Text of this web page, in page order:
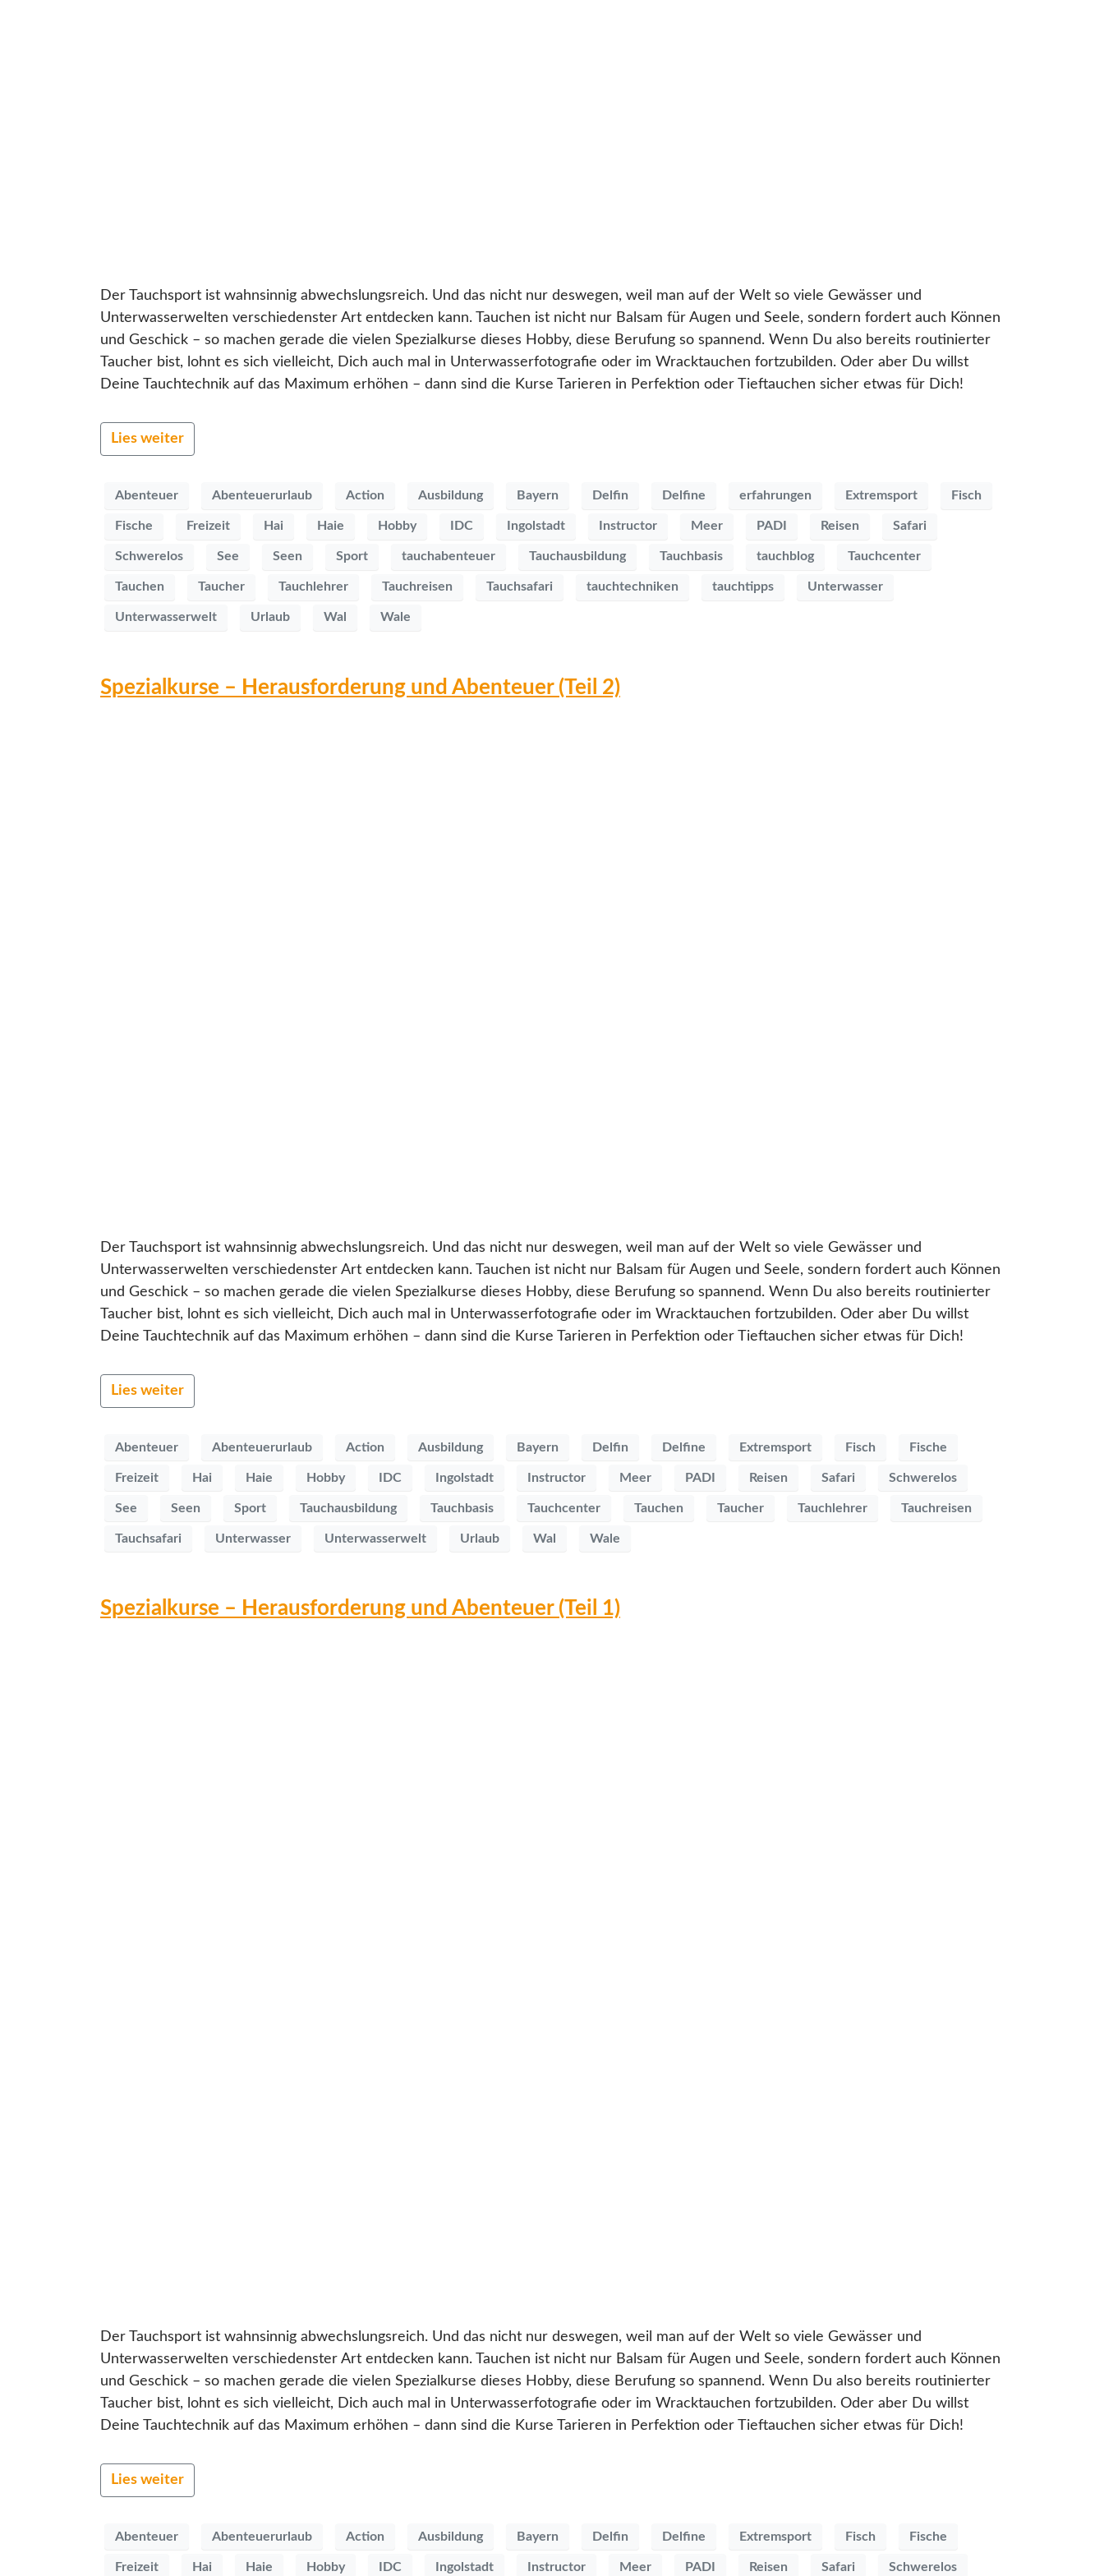
Der Tauchsport ist wahnsinnig abwechslungsreich. Und das nicht nur deswegen, weil man auf der Welt so viele Gewässer und
Unterwasserwelten verschiedenster Art entdecken kann. Tauchen ist nicht nur Balsam für Augen und Seele, sondern fordert auch Können
und Geschick – so machen gerade die vielen Spezialkurse dieses Hobby, diese Berufung so spannend. Wenn Du also bereits routinierter
Taucher bist, lohnt es sich vielleicht, Dich auch mal in Unterwasserfotografie oder im Wracktauchen fortzubilden. Oder aber Du willst
Deine Tauchtechnik auf das Maximum erhöhen – dann sind die Kurse Tarieren in Perfektion oder Tieftauchen sicher etwas für Dich!
Lies weiter
Abenteuer Abenteuerurlaub Action Ausbildung Bayern Delfin Delfine erfahrungen Extremsport Fisch
Fische Freizeit Hai Haie Hobby IDC Ingolstadt Instructor Meer PADI Reisen Safari
Schwerelos See Seen Sport tauchabenteuer Tauchausbildung Tauchbasis tauchblog Tauchcenter
Tauchen Taucher Tauchlehrer Tauchreisen Tauchsafari tauchtechniken tauchtipps Unterwasser
Unterwasserwelt Urlaub Wal Wale
Spezialkurse – Herausforderung und Abenteuer (Teil 2)
Der Tauchsport ist wahnsinnig abwechslungsreich. Und das nicht nur deswegen, weil man auf der Welt so viele Gewässer und
Unterwasserwelten verschiedenster Art entdecken kann. Tauchen ist nicht nur Balsam für Augen und Seele, sondern fordert auch Können
und Geschick – so machen gerade die vielen Spezialkurse dieses Hobby, diese Berufung so spannend. Wenn Du also bereits routinierter
Taucher bist, lohnt es sich vielleicht, Dich auch mal in Unterwasserfotografie oder im Wracktauchen fortzubilden. Oder aber Du willst
Deine Tauchtechnik auf das Maximum erhöhen – dann sind die Kurse Tarieren in Perfektion oder Tieftauchen sicher etwas für Dich!
Lies weiter
Abenteuer Abenteuerurlaub Action Ausbildung Bayern Delfin Delfine Extremsport Fisch Fische
Freizeit Hai Haie Hobby IDC Ingolstadt Instructor Meer PADI Reisen Safari Schwerelos
See Seen Sport Tauchausbildung Tauchbasis Tauchcenter Tauchen Taucher Tauchlehrer Tauchreisen
Tauchsafari Unterwasser Unterwasserwelt Urlaub Wal Wale
Spezialkurse – Herausforderung und Abenteuer (Teil 1)
Der Tauchsport ist wahnsinnig abwechslungsreich. Und das nicht nur deswegen, weil man auf der Welt so viele Gewässer und
Unterwasserwelten verschiedenster Art entdecken kann. Tauchen ist nicht nur Balsam für Augen und Seele, sondern fordert auch Können
und Geschick – so machen gerade die vielen Spezialkurse dieses Hobby, diese Berufung so spannend. Wenn Du also bereits routinierter
Taucher bist, lohnt es sich vielleicht, Dich auch mal in Unterwasserfotografie oder im Wracktauchen fortzubilden. Oder aber Du willst
Deine Tauchtechnik auf das Maximum erhöhen – dann sind die Kurse Tarieren in Perfektion oder Tieftauchen sicher etwas für Dich!
Lies weiter
Abenteuer Abenteuerurlaub Action Ausbildung Bayern Delfin Delfine Extremsport Fisch Fische
Freizeit Hai Haie Hobby IDC Ingolstadt Instructor Meer PADI Reisen Safari Schwerelos